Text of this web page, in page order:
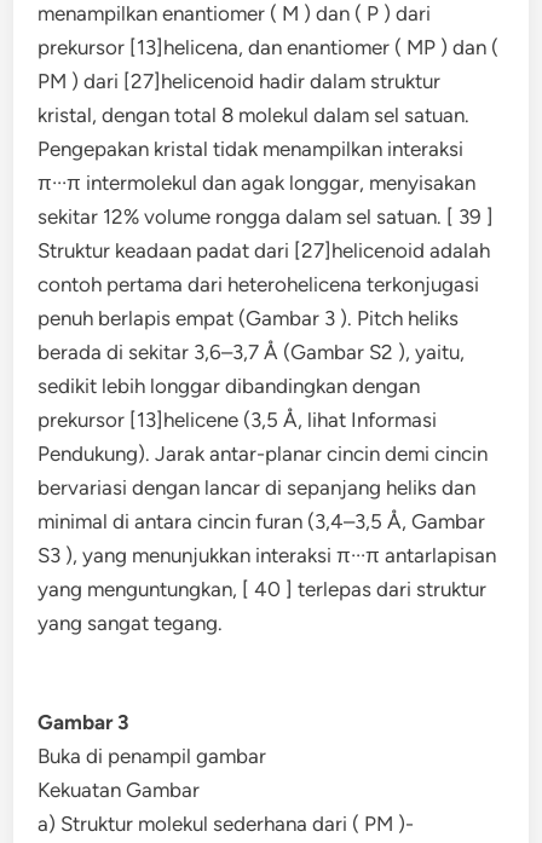
menampilkan enantiomer ( M ) dan ( P ) dari
prekursor [13]helicena, dan enantiomer ( MP ) dan (
PM ) dari [27]helicenoid hadir dalam struktur
kristal, dengan total 8 molekul dalam sel satuan.
Pengepakan kristal tidak menampilkan interaksi
π···π intermolekul dan agak longgar, menyisakan
sekitar 12% volume rongga dalam sel satuan. [ 39 ]
Struktur keadaan padat dari [27]helicenoid adalah
contoh pertama dari heterohelicena terkonjugasi
penuh berlapis empat (Gambar 3 ). Pitch heliks
berada di sekitar 3,6–3,7 Å (Gambar S2 ), yaitu,
sedikit lebih longgar dibandingkan dengan
prekursor [13]helicene (3,5 Å, lihat Informasi
Pendukung). Jarak antar-planar cincin demi cincin
bervariasi dengan lancar di sepanjang heliks dan
minimal di antara cincin furan (3,4–3,5 Å, Gambar
S3 ), yang menunjukkan interaksi π···π antarlapisan
yang menguntungkan, [ 40 ] terlepas dari struktur
yang sangat tegang.
Gambar 3
Buka di penampil gambar
Kekuatan Gambar
a) Struktur molekul sederhana dari ( PM )-